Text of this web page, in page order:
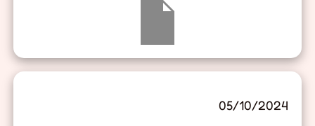
05/10/2024